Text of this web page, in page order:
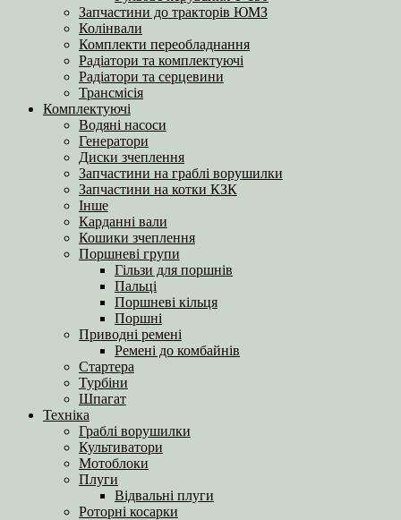
Запчастини до тракторів ЮМЗ
Колінвали
Комплекти переобладнання
Радіатори та комплектуючі
Радіатори та серцевини
Трансмісія
Комплектуючі
Водяні насоси
Генератори
Диски зчеплення
Запчастини на граблі ворушилки
Запчастини на котки КЗК
Інше
Карданні вали
Кошики зчеплення
Поршневі групи
Гільзи для поршнів
Пальці
Поршневі кільця
Поршні
Приводні ремені
Ремені до комбайнів
Стартера
Турбіни
Шпагат
Техніка
Граблі ворушилки
Культиватори
Мотоблоки
Плуги
Відвальні плуги
Роторні косарки